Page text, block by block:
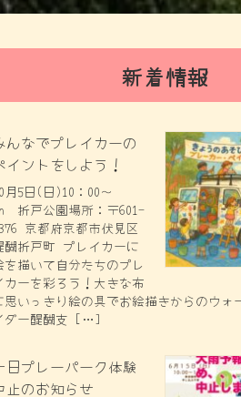
新着情報
んなでプレイカーの
イントをしよう！
月5日(日)10：00～
折戸公園場所：〒601-
京都府京都市伏見区
醐折戸町 プレイカーに
を描いて自分たちのプレ
カーを彩ろう！大きな布
思いっきり絵の具でお絵描きからのウォ
ダー醍醐支 […]
日プレーパーク体験
止のお知らせ